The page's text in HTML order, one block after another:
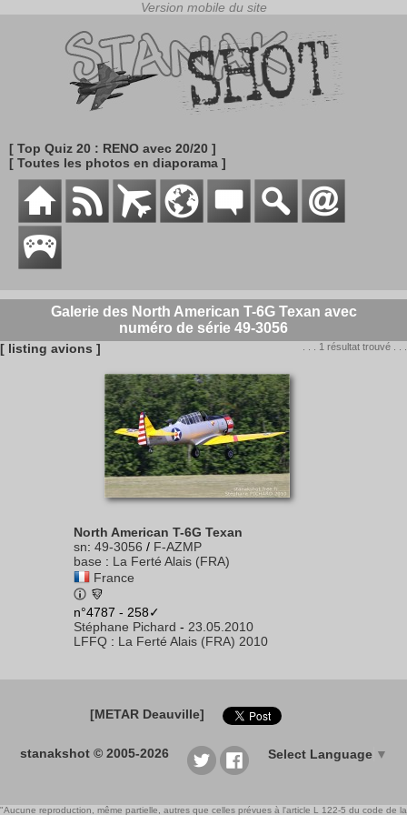
[ Top Quiz 20 : RENO avec 20/20 ]
[ Toutes les photos en diaporama ]
Galerie des North American T-6G Texan avec
numéro de série 49-3056
[ listing avions ] . . . 1 résultat trouvé . . .
North American T-6G Texan
sn: 49-3056 / F-AZMP
base : La Ferté Alais (FRA)
France
n°4787 - 258✓
Stéphane Pichard - 23.05.2010
LFFQ : La Ferté Alais (FRA) 2010
[METAR Deauville]
stanakshot © 2005-2026 Select Language ▼
"Aucune reproduction, même partielle, autres que celles prévues à l'article L 122-5 du code de la